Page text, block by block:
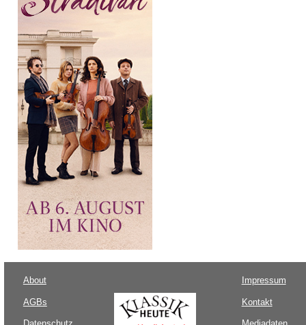
About
AGBs
Impressum
Kontakt